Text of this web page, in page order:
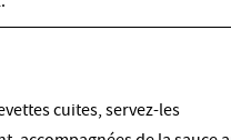
cuites, servez-les